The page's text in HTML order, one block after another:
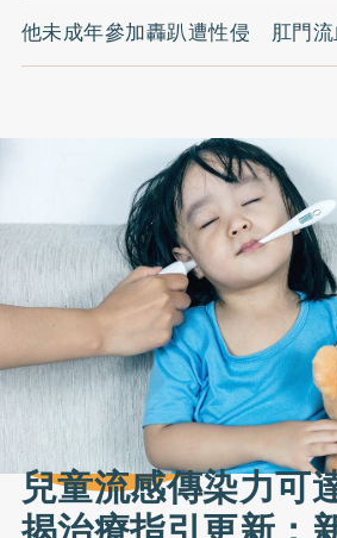
他未成年參加轟趴遭性侵 肛門
兒童流感傳染力可